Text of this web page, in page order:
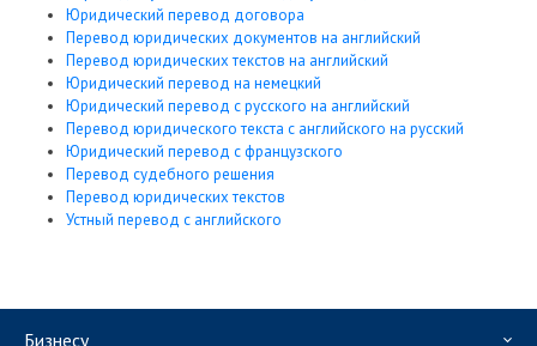
Юридический перевод договора
Перевод юридических документов на английский
Перевод юридических текстов на английский
Юридический перевод на немецкий
Юридический перевод с русского на английский
Перевод юридического текста с английского на русский
Юридический перевод с французского
Перевод судебного решения
Перевод юридических текстов
Устный перевод с английского
Бизнесу